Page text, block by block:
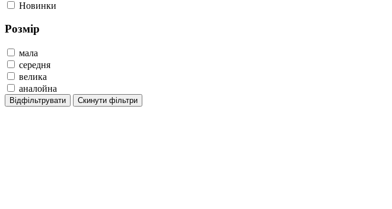
Новинки
Розмір
мала
середня
велика
аналойна
Відфільтрувати Скинути фільтри